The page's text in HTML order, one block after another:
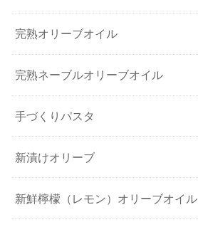
完熟オリーブオイル
完熟ネーブルオリーブオイル
手づくりパスタ
新漬けオリーブ
新鮮檸檬（レモン）オリーブオイル